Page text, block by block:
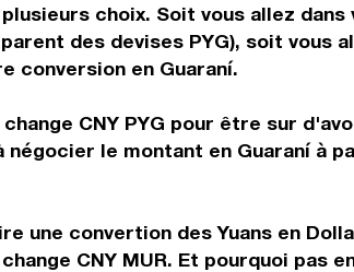
choix. Soit vous allez
des devises PYG), soit vous
conversion en Guaraní.
CNY PYG pour être sur
le montant en Guaraní à
une convertion des Yuans en
CNY MUR. Et pourquoi pas